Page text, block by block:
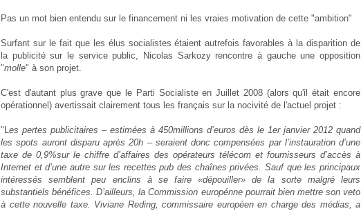
Pas un mot bien entendu sur le financement ni les vraies motivation de cette "ambition"
Surfant sur le fait que les élus socialistes étaient autrefois favorables à la disparition de
la publicité sur le service public, Nicolas Sarkozy rencontre à gauche une opposition
"molle" à son projet.
C'est d'autant plus grave que le Parti Socialiste en Juillet 2008 (alors qu'il était encore
opérationnel) avertissait clairement tous les français sur la nocivité de l'actuel projet :
"Les pertes publicitaires – estimées à 450millions d’euros dès le 1er janvier 2012 quand
les spots auront disparu après 20h – seraient donc compensées par l’instauration d’une
taxe de 0,9%sur le chiffre d’affaires des opérateurs télécom et fournisseurs d’accès à
Internet et d’une autre sur les recettes pub des chaînes privées. Sauf que les principaux
intéressés semblent peu enclins à se faire «dépouiller» de la sorte malgré leurs
substantiels bénéfices. D’ailleurs, la Commission europénne pourrait bien mettre son veto
à cette nouvelle taxe. Viviane Reding, commissaire européen en charge des médias, a